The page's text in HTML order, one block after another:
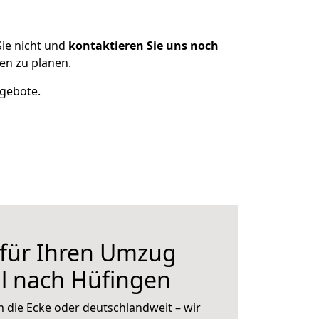
nicht und kontaktieren Sie uns noch
zu planen.
Ihren Umzug
nach Hüfingen
die Ecke oder deutschlandweit – wir